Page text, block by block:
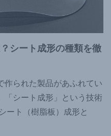
シート成形の種類を徹
作られた製品があふれてい
「シート成形」という技術
ート（樹脂板）成形と